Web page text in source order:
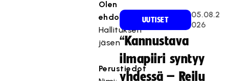
a
t
ii
m
r
k
Olen
ehdolla:
Hallituksen
jäsen
Perustiedot
UUTISET
05.08.2
026
“Kannustava
ilmapiiri syntyy
yhdessä – Reilu